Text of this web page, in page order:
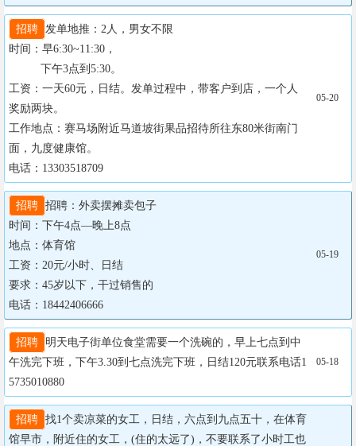
招聘
发单地推：2人，男女不限
时间：早6:30~11:30，
下午3点到5:30。
工资：一天60元，日结。发单过程中，带客户到店，一个人
奖励两块。
工作地点：赛马场附近马道坡街果品招待所往东80米街南门
面，九度健康馆。
电话：13303518709
05-20
招聘 招聘：外卖摆摊卖包子
时间：下午4点—晚上8点
地点：体育馆
工资：20元/小时、日结
要求：45岁以下，干过销售的
电话：18442406666
05-19
招聘
明天电子街单位食堂需要一个洗碗的，早上七点到中
午洗完下班，下午3.30到七点洗完下班，日结120元联系电话1
5735010880
05-18
招聘 找1个卖凉菜的女工，日结，六点到九点五十，在体育
馆早市，附近住的女工，(住的太远了)，不要联系了小时工也